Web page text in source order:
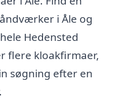
i Åle og
Hedensted
flere kloakfirmaer,
søgning efter en